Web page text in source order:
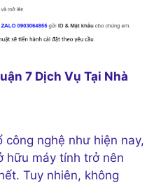
7 Dịch Vụ Tại Nhà
nghệ như hiện nay,
hữu máy tính trở nên
Tuy nhiên, không